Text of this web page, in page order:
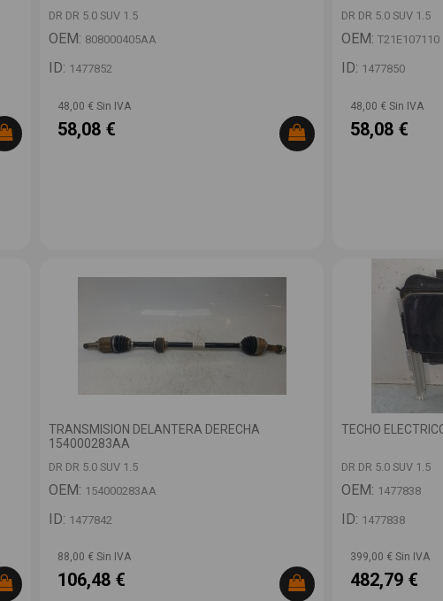
DR DR 5.0 SUV 1.5
OEM: 808000405AA
ID: 1477852
48,00 € Sin IVA
58,08 €
DR DR 5.0 SUV 1.5
OEM: T21E107110
ID: 1477850
48,00 € Sin IVA
58,08 €
TRANSMISION DELANTERA DERECHA
154000283AA
DR DR 5.0 SUV 1.5
OEM: 154000283AA
ID: 1477842
88,00 € Sin IVA
106,48 €
TECHO
DR DR 5.0 SUV 1.5
OEM: 1477838
ID: 1477838
399,00 € Sin IVA
482,79 €